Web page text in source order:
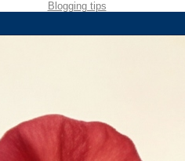
Blogging tips